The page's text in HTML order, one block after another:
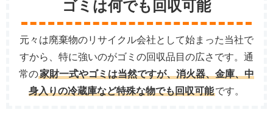
ゴミは何でも回収可能
元々は廃棄物のリサイクル会社として始まった当社で
すから、特に強いのがゴミの回収品目の広さです。通
常の家財一式やゴミは当然ですが、消火器、金庫、中
身入りの冷蔵庫など特殊な物でも回収可能です。